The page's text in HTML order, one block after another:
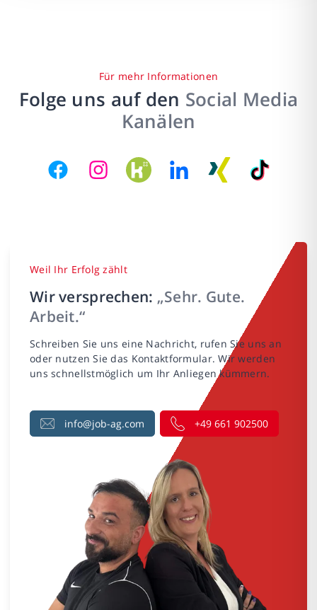
Für mehr Informationen
Folge uns auf den Social Media
Kanälen
Weil Ihr Erfolg zählt
Wir versprechen: „Sehr. Gute.
Arbeit.“
Schreiben Sie uns eine Nachricht, rufen Sie uns an
oder nutzen Sie das Kontaktformular. Wir werden
uns schnellstmöglich um Ihr Anliegen kümmern.
info@job-ag.com +49 661 902500